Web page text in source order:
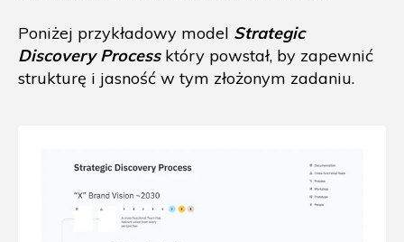
Poniżej przykładowy model Strategic
Discovery Processktóry powstał, by zapewnić
strukturę i jasność w tym złożonym zadaniu.